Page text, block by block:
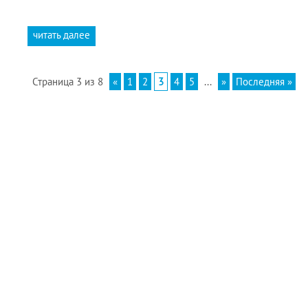
читать далее
Страница 3 из 8 « 1 2 3 4 5 ... » Последняя »